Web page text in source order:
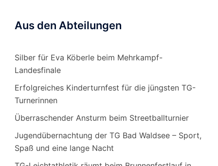
Aus den Abteilungen
Silber für Eva Köberle beim Mehrkampf-
Landesfinale
Erfolgreiches Kinderturnfest für die jüngsten TG-
Turnerinnen
Überraschender Ansturm beim Streetballturnier
Jugendübernachtung der TG Bad Waldsee – Sport,
Spaß und eine lange Nacht